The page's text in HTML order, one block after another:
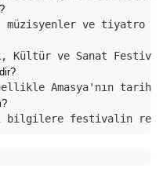
ve tiyatro
Kültür ve Sanat
Amasya'nın tarihi
festivalin